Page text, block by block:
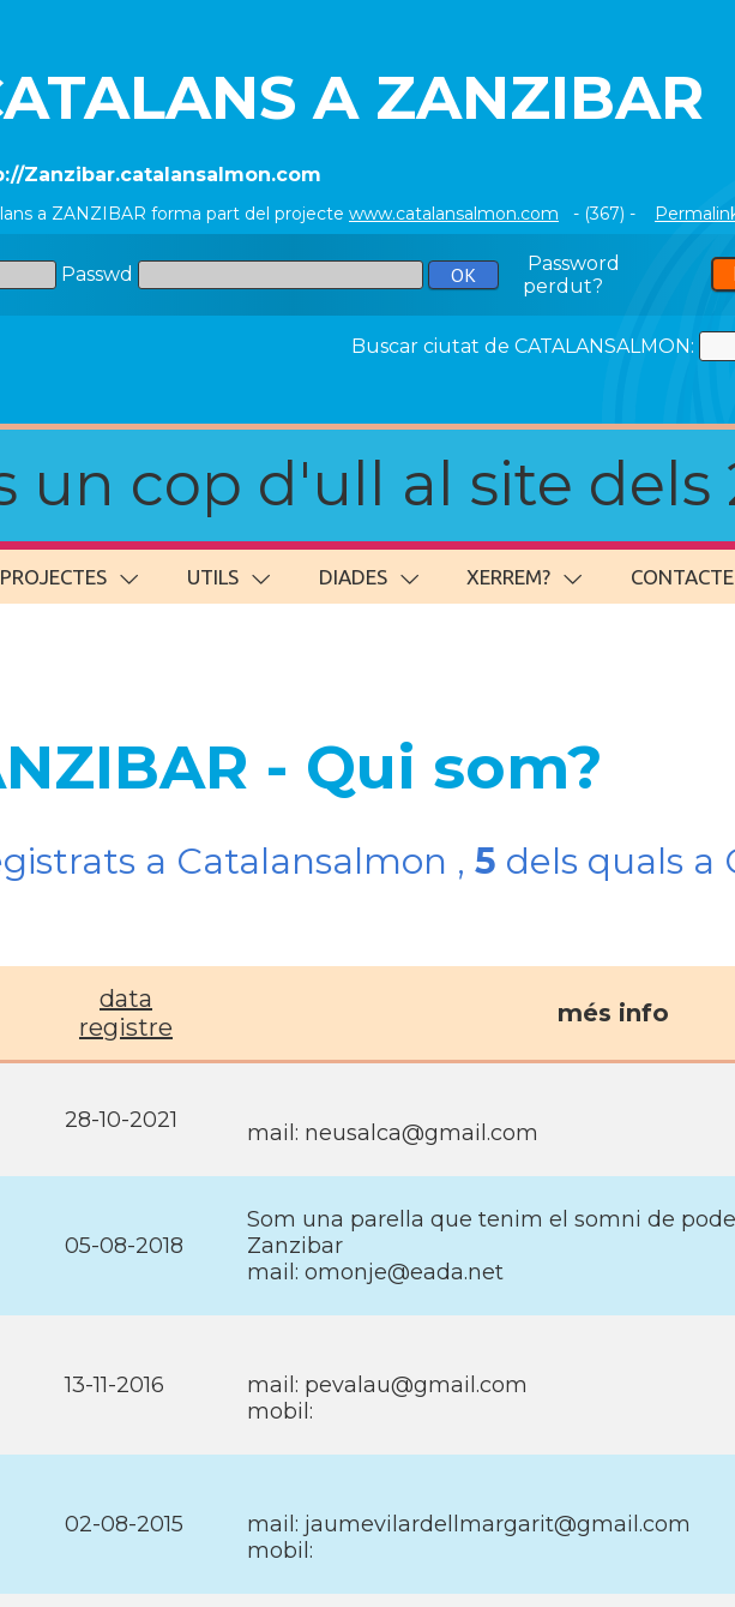
A ZANZIBAR
Zanzibar.catalansalmon.com
a ZANZIBAR forma part del projecte www.catalansalmon.com - (367) -
Passwd
Password
perdut?
Buscar ciutat de CATALANSALMON:
un cop d'ull al site dels
PROJECTES UTILS DIADES XERREM? CONTACTE
- Qui som?
a Catalansalmon , 5 dels quals a
data
registre
més info
28-10-2021 mail: neusalca@gmail.com
05-08-2018
Som una parella que tenim el somni de
Zanzibar
mail: omonje@eada.net
13-11-2016
mail: pevalau@gmail.com
mobil:
02-08-2015
mail: jaumevilardellmargarit@gmail.com
mobil: